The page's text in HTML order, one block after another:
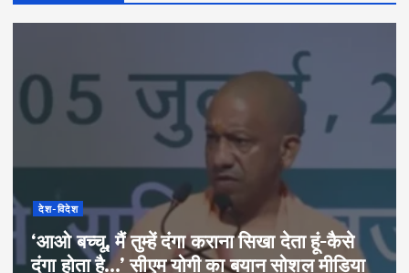
देश-विदेश
‘आओ बच्चू, मैं तुम्हें दंगा कराना सिखा देता हूं-कैसे
दंगा होता है…’ सीएम योगी का बयान सोशल मीडिया